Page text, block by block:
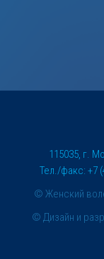
© Женский
115035, г.
Тел./факс: +7
© Дизайн и